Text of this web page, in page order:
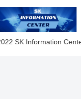
SK Information